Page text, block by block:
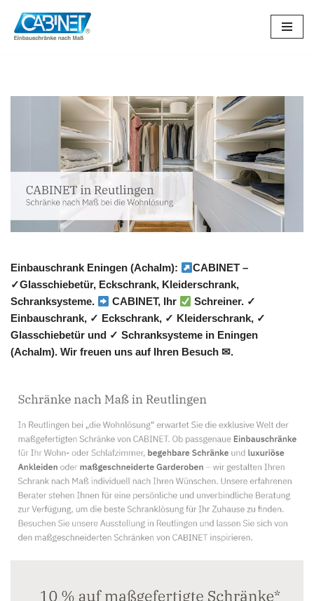
Zum
Einbauschrank Eningen (Achalm):
CABINET –
✓Glasschiebetür, Eckschrank, Kleiderschrank,
Schranksysteme.
CABINET, Ihr
Schreiner. ✓
Einbauschrank, ✓ Eckschrank, ✓ Kleiderschrank, ✓
Glasschiebetür und ✓ Schranksysteme in Eningen
(Achalm). Wir freuen uns auf Ihren Besuch ✉.